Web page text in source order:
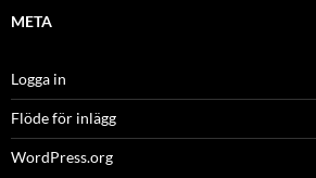
META
Logga in
Flöde för inlägg
WordPress.org